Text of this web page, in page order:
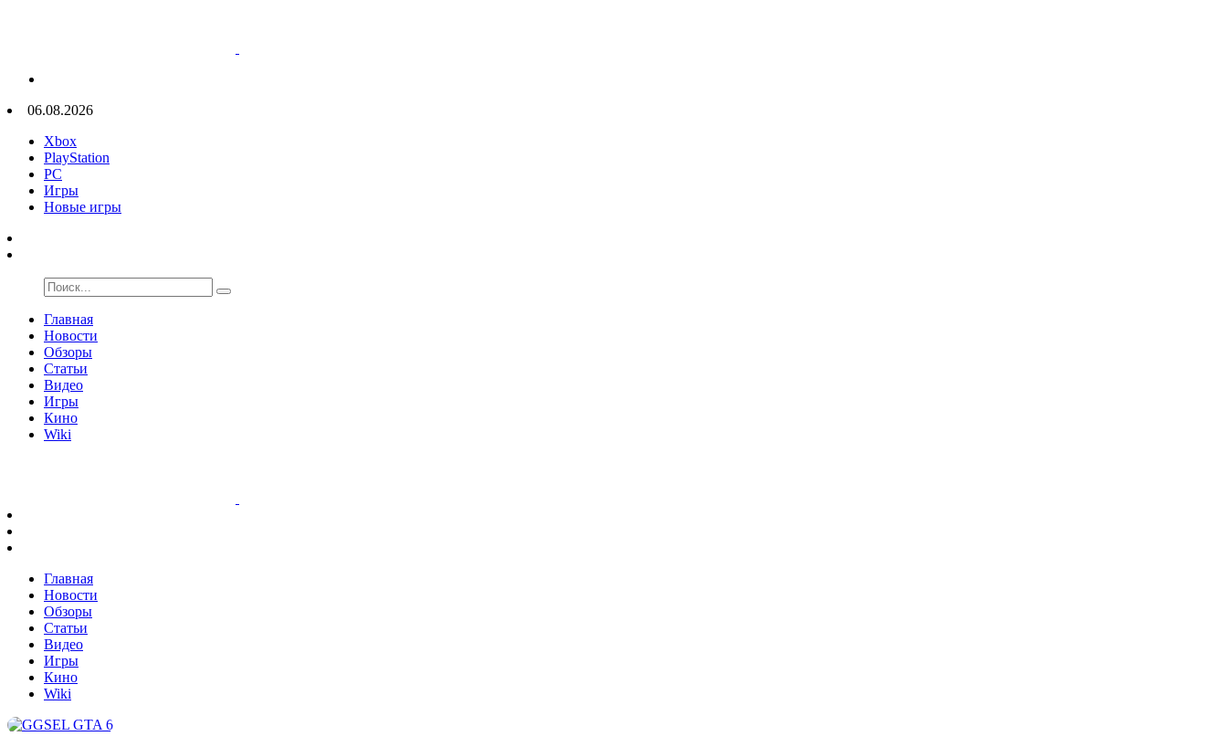
06.08.2026
Xbox
PlayStation
PC
Игры
Новые игры
Главная
Новости
Обзоры
Статьи
Видео
Игры
Кино
Wiki
Главная
Новости
Обзоры
Статьи
Видео
Игры
Кино
Wiki